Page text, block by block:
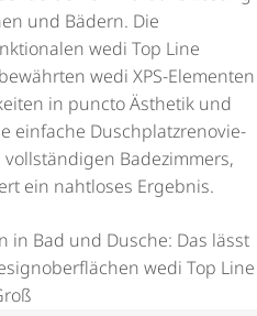
und Bädern. Die
wedi Top Line
wedi XPS-Elementen
in puncto Ästhetik und
einfache Dusch­platz­re­no­vie­
Badezimmers,
ein nahtloses Ergebnis.
in Bad und Dusche: Das lässt
wedi Top Line